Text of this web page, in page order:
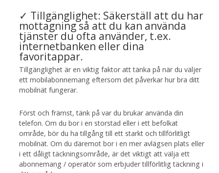
✓ Tillgänglighet: Säkerställ att du har
mottagning så att du kan använda
tjänster du ofta använder, t.ex.
internetbanken eller dina
favoritappar.
Tillgänglighet är en viktig faktor att tänka på när du väljer
ett mobilabonnemang eftersom det påverkar hur bra ditt
mobilnät fungerar.
Först och främst, tänk på var du brukar använda din
telefon. Om du bor i en storstad eller i ett befolkat
område, bör du ha tillgång till ett starkt och tillförlitligt
mobilnät. Om du däremot bor i en mer avlägsen plats eller
i ett dåligt täckningsområde, är det viktigt att välja ett
abonnemang / operatör som erbjuder tillförlitlig täckning i